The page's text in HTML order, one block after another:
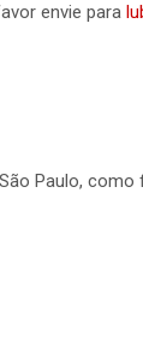
envie para
Paulo,